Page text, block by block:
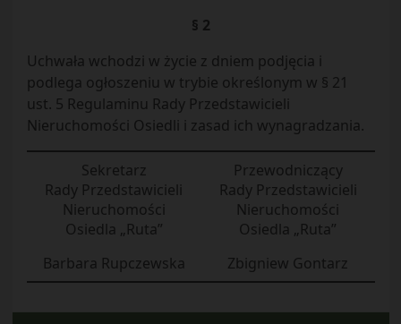
§ 2
Uchwała wchodzi w życie z dniem podjęcia i
podlega ogłoszeniu w trybie określonym w § 21
ust. 5 Regulaminu Rady Przedstawicieli
Nieruchomości Osiedli i zasad ich wynagradzania.
Sekretarz
Rady Przedstawicieli
Nieruchomości
Osiedla „Ruta”
Barbara Rupczewska
Przewodniczący
Rady Przedstawicieli
Nieruchomości
Osiedla „Ruta”
Zbigniew Gontarz